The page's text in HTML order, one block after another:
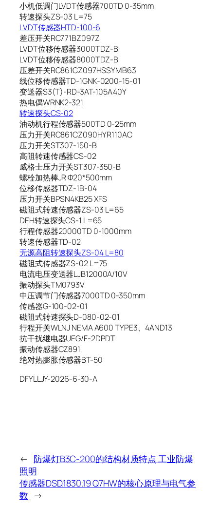
小机低调门LVDT传感器700TD 0-35mm
转速探头ZS-03 L=75
LVDT传感器HTD-100-6
差压开关RC771BZ097Z
LVDT位移传感器3000TDZ-B
LVDT位移传感器8000TDZ-B
压差开关RC861CZ097HSSYMB63
线位移传感器TD-1GNK-0200-15-01
变送器S3(T)-RD-3AT-105A40Y
热电偶WRNK2-321
转速探头CS-02
油动机行程传感器500TD 0-25mm
压力开关RC861CZ090HYR110AC
压力开关ST307-150-B
高阻转速传感器CS-02
威格士压力开关ST307-350-B
螺栓加热棒JR Φ20*500mm
位移传感器TDZ-1B-04
压力开关BPSN4KB25 XFS
磁阻式转速传感器ZS-03 L=65
DEH转速探头CS-1 L=65
行程传感器20000TD 0-1000mm
转速传感器TD-02
无源高阻转速探头ZS-04 L=80
磁阻式传感器ZS-02 L=75
电流电压变送器LJB12000A/10V
振动探头TM0793V
中压调节门传感器7000TD 0-350mm
传感器G-100-02-01
磁阻式转速探头D-080-02-01
行程开关WLNJ NEMA A600 TYPE3、4AND13
抗干扰继电器UEG/F-2DPDT
振动传感器CZ891
绝对热膨胀传感器BT-50
DFYLLJY-2026-6-30-A
← 防爆灯B3C-200的结构材质特点 工业防爆
照明
传感器DSD.1830.19 Q7HW的核心原理与电气参
数 →